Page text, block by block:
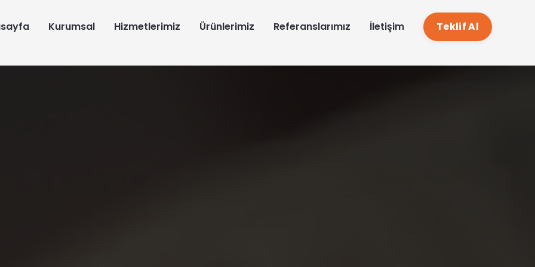
Kurumsal Hizmetlerimiz Ürünlerimiz Referanslarımız İletişim Teklif Al
EN